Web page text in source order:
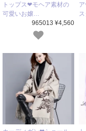
トップス❤モヘア素材の
可愛いお嬢…
965013 ¥4,560